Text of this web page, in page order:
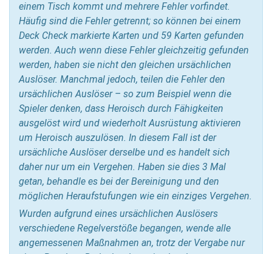
einem Tisch kommt und mehrere Fehler vorfindet.
Häufig sind die Fehler getrennt; so können bei einem
Deck Check markierte Karten und 59 Karten gefunden
werden. Auch wenn diese Fehler gleichzeitig gefunden
werden, haben sie nicht den gleichen ursächlichen
Auslöser. Manchmal jedoch, teilen die Fehler den
ursächlichen Auslöser – so zum Beispiel wenn die
Spieler denken, dass Heroisch durch Fähigkeiten
ausgelöst wird und wiederholt Ausrüstung aktivieren
um Heroisch auszulösen. In diesem Fall ist der
ursächliche Auslöser derselbe und es handelt sich
daher nur um ein Vergehen. Haben sie dies 3 Mal
getan, behandle es bei der Bereinigung und den
möglichen Heraufstufungen wie ein einziges Vergehen.
Wurden aufgrund eines ursächlichen Auslösers
verschiedene Regelverstöße begangen, wende alle
angemessenen Maßnahmen an, trotz der Vergabe nur